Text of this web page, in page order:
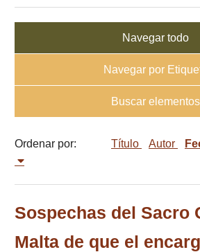
Navegar todo
Navegar por
Buscar elementos
Ordenar por: Título Autor
Sospechas del Sacro
Malta de que el